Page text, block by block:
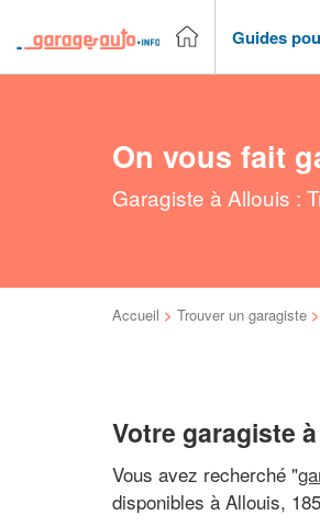
Guides
On vous fait
Garagiste à Allouis :
Accueil > Trouver un garagiste >
Votre garagiste
Vous avez recherché "
disponibles à Allouis,